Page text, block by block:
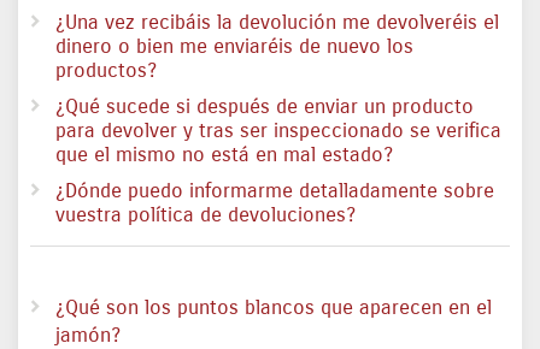
¿Una vez recibáis la devolución me devolveréis el
dinero o bien me enviaréis de nuevo los
productos?
¿Qué sucede si después de enviar un producto
para devolver y tras ser inspeccionado se verifica
que el mismo no está en mal estado?
¿Dónde puedo informarme detalladamente sobre
vuestra política de devoluciones?
¿Qué son los puntos blancos que aparecen en el
jamón?